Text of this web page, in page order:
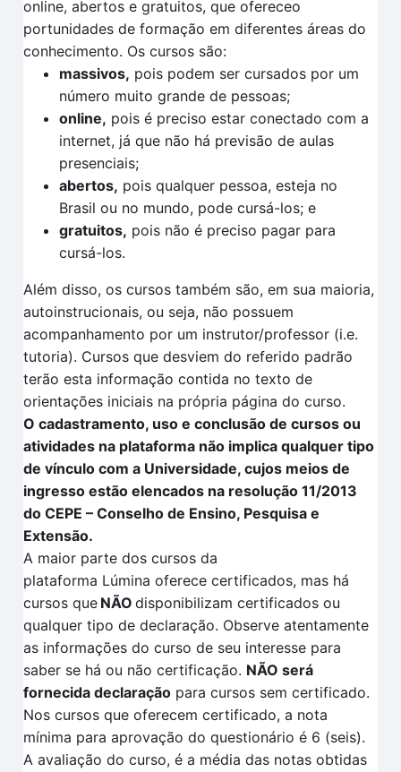
online, abertos e gratuitos, que ofereceo
portunidades de formação em diferentes áreas do
conhecimento. Os cursos são:
massivos, pois podem ser cursados por um
número muito grande de pessoas;
online, pois é preciso estar conectado com a
internet, já que não há previsão de aulas
presenciais;
abertos, pois qualquer pessoa, esteja no
Brasil ou no mundo, pode cursá-los; e
gratuitos, pois não é preciso pagar para
cursá-los.
Além disso, os cursos também são, em sua maioria,
autoinstrucionais, ou seja, não possuem
acompanhamento por um instrutor/professor (i.e.
tutoria). Cursos que desviem do referido padrão
terão esta informação contida no texto de
orientações iniciais na própria página do curso.
O cadastramento, uso e conclusão de cursos ou
atividades na plataforma não implica qualquer tipo
de vínculo com a Universidade, cujos meios de
ingresso estão elencados na resolução 11/2013
do CEPE – Conselho de Ensino, Pesquisa e
Extensão.
A maior parte dos cursos da
plataforma Lúmina oferece certificados, mas há
cursos que NÃO disponibilizam certificados ou
qualquer tipo de declaração. Observe atentamente
as informações do curso de seu interesse para
saber se há ou não certificação. NÃO será
fornecida declaração para cursos sem certificado.
Nos cursos que oferecem certificado, a nota
mínima para aprovação do questionário é 6 (seis).
A avaliação do curso, é a média das notas obtidas